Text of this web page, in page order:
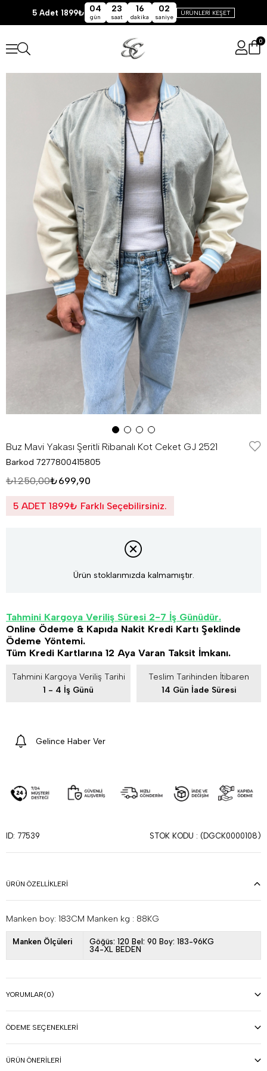
5 Adet 1899₺ 04
gün
23
saat
16
dakika
01
saniye
ÜRÜNLERİ KEŞET
0
Buz Mavi Yakası Şeritli Ribanalı Kot Ceket GJ 2521
Barkod 7277800415805
₺1.250,00₺699,90
5 ADET 1899₺ Farklı Seçebilirsiniz.
Ürün stoklarımızda kalmamıştır.
Tahmini Kargoya Veriliş Süresi 2-7 İş Günüdür.
Online Ödeme & Kapıda Nakit Kredi Kartı Şeklinde
Ödeme Yöntemi.
Tüm Kredi Kartlarına 12 Aya Varan Taksit İmkanı.
Tahmini Kargoya Veriliş Tarihi
1 - 4 İş Günü
Teslim Tarihinden İtibaren
14 Gün İade Süresi
Gelince Haber Ver
ID: 77539 STOK KODU (DGCK0000108)
ÜRÜN ÖZELLIKLERI
Manken boy: 183CM Manken kg : 88KG
Manken Ölçüleri
Göğüs: 120 Bel: 90 Boy: 183-96KG
34-XL BEDEN
YORUMLAR(0)
ÖDEME SEÇENEKLERI
ÜRÜN ÖNERILERI